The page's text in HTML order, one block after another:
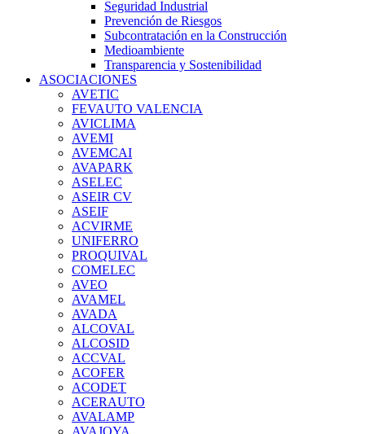
Seguridad Industrial
Prevención de Riesgos
Subcontratación en la Construcción
Medioambiente
Transparencia y Sostenibilidad
ASOCIACIONES
AVETIC
FEVAUTO VALENCIA
AVICLIMA
AVEMI
AVEMCAI
AVAPARK
ASELEC
ASEIR CV
ASEIF
ACVIRME
UNIFERRO
PROQUIVAL
COMELEC
AVEO
AVAMEL
AVADA
ALCOVAL
ALCOSID
ACCVAL
ACOFER
ACODET
ACERAUTO
AVALAMP
AVAJOYA